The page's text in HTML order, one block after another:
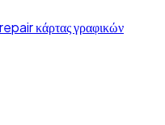
κάρτας γραφικών